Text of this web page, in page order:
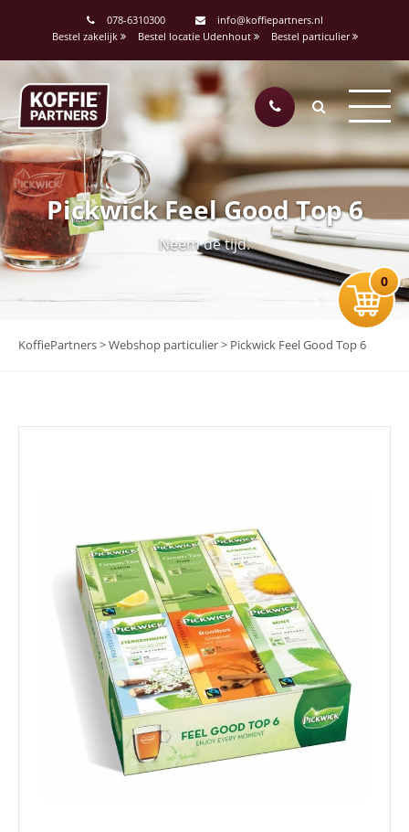
078-6310300
info@koffiepartners.nl
Bestel zakelijk
Bestel locatie Udenhout Bestel particulier
Pickwick Feel Good Top 6
Neem de tijd.
0
KoffiePartners>Webshop particulier> Pickwick Feel Good Top 6